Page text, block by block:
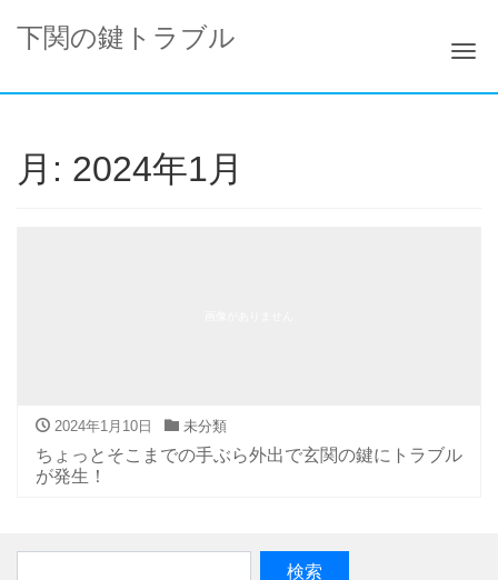
下関の鍵トラブル
ナ
月: 2024年1月
2024年1月10日 未分類
ちょっとそこまでの手ぶら外出で玄関の鍵にトラブル
が発生！